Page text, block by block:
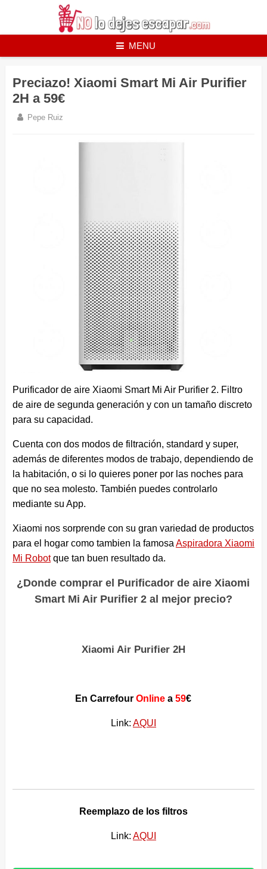
MENU
Preciazo! Xiaomi Smart Mi Air Purifier
2H a 59€
Pepe Ruiz
Purificador de aire Xiaomi Smart Mi Air Purifier 2. Filtro
de aire de segunda generación y con un tamaño discreto
para su capacidad.
Cuenta con dos modos de filtración, standard y super,
además de diferentes modos de trabajo, dependiendo de
la habitación, o si lo quieres poner por las noches para
que no sea molesto. También puedes controlarlo
mediante su App.
Xiaomi nos sorprende con su gran variedad de productos
para el hogar como tambien la famosaAspiradora Xiaomi
Mi Robotque tan buen resultado da.
¿Donde comprar el Purificador de aire Xiaomi
Smart Mi Air Purifier 2 al mejor precio?
Xiaomi Air Purifier 2H
En CarrefourOnline a59€
Link: AQUI
Reemplazo de los filtros
Link: AQUI